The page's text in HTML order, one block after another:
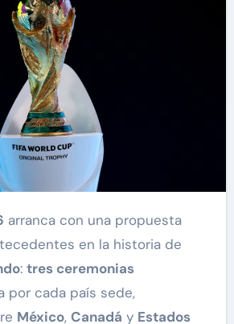
arranca con una propuesta
en la historia de
: tres ceremonias
por cada país sede,
México, Canadá y Estados